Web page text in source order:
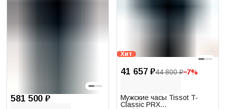
581 500 ₽
Хит
41 657 ₽44 800 ₽−7%
Мужские часы Tissot T-
Classic PRX